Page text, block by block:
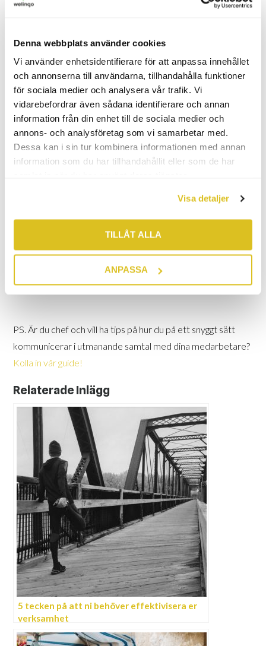
Denna webbplats använder cookies
Vi använder enhetsidentifierare för att anpassa innehållet
och annonserna till användarna, tillhandahålla funktioner
för sociala medier och analysera vår trafik. Vi
vidarebefordrar även sådana identifierare och annan
information från din enhet till de sociala medier och
annons- och analysföretag som vi samarbetar med.
Dessa kan i sin tur kombinera informationen med annan
information som du har tillhandahållit eller som de har
Visa detaljer
TILLÅT ALLA
ANPASSA
person eller det företag som är bättre lämpade att svara på
Läs mer:Så hanterar du kundens synpunkter
bäst
Utmanande kundsamtal kan man stöta på i flera
sammanhang: övertelefon, via mejl och ansikte mot ansikte.
Det kanske inte är dagens roligaste uppgift att hantera den
typen av samtal, men vi hoppas att den här snabbkursen har
gjort dig mer redo. Lycka till!
PS. Är du chef och vill ha tips på hur du på ett snyggt sätt
kommunicerar i utmanande samtal med dina medarbetare?
Kolla in vår guide!
Relaterade Inlägg
5 tecken på att ni behöver effektivisera er
verksamhet